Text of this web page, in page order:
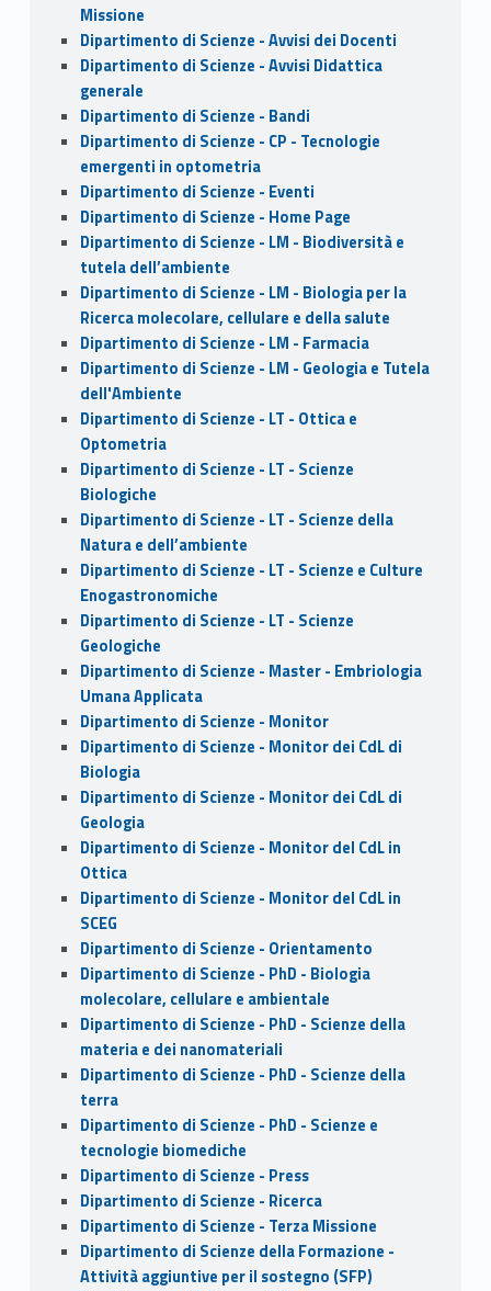
Missione
Dipartimento di Scienze - Avvisi dei Docenti
Dipartimento di Scienze - Avvisi Didattica
generale
Dipartimento di Scienze - Bandi
Dipartimento di Scienze - CP - Tecnologie
emergenti in optometria
Dipartimento di Scienze - Eventi
Dipartimento di Scienze - Home Page
Dipartimento di Scienze - LM - Biodiversità e
tutela dell’ambiente
Dipartimento di Scienze - LM - Biologia per la
Ricerca molecolare, cellulare e della salute
Dipartimento di Scienze - LM - Farmacia
Dipartimento di Scienze - LM - Geologia e Tutela
dell'Ambiente
Dipartimento di Scienze - LT - Ottica e
Optometria
Dipartimento di Scienze - LT - Scienze
Biologiche
Dipartimento di Scienze - LT - Scienze della
Natura e dell’ambiente
Dipartimento di Scienze - LT - Scienze e Culture
Enogastronomiche
Dipartimento di Scienze - LT - Scienze
Geologiche
Dipartimento di Scienze - Master - Embriologia
Umana Applicata
Dipartimento di Scienze - Monitor
Dipartimento di Scienze - Monitor dei CdL di
Biologia
Dipartimento di Scienze - Monitor dei CdL di
Geologia
Dipartimento di Scienze - Monitor del CdL in
Ottica
Dipartimento di Scienze - Monitor del CdL in
SCEG
Dipartimento di Scienze - Orientamento
Dipartimento di Scienze - PhD - Biologia
molecolare, cellulare e ambientale
Dipartimento di Scienze - PhD - Scienze della
materia e dei nanomateriali
Dipartimento di Scienze - PhD - Scienze della
terra
Dipartimento di Scienze - PhD - Scienze e
tecnologie biomediche
Dipartimento di Scienze - Press
Dipartimento di Scienze - Ricerca
Dipartimento di Scienze - Terza Missione
Dipartimento di Scienze della Formazione -
Attività aggiuntive per il sostegno (SFP)